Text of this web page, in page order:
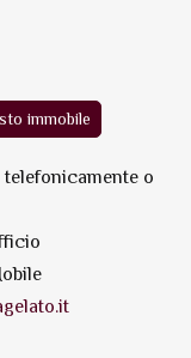
immobile
o